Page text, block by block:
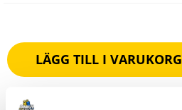
LÄGG TILL I VARUKORG